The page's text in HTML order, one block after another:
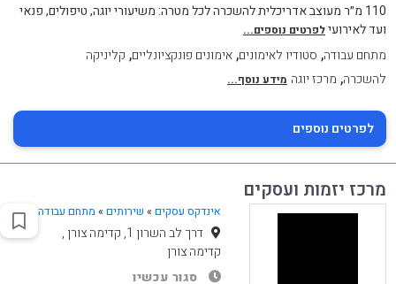
110 מ״ר מעוצב אדריכלית להשכרה לכל מטרה: משיעורי יוגה, טיפולים, פנאי
ועד לאירועילפרטים נוספים...
מתחם עבודה, סטודיו לאימונים,אימונים פונקציונליים, קליניקה
להשכרה, מרכז יוגה מידע נוסף...
לפרטים נוספים
מרכז יזמות ועסקים
אינדקס עסקים » שירותים» מתחם עבודה
דרך לב השרון 1, קדימה צורן ,
קדימה צורן
סגור עכשיו